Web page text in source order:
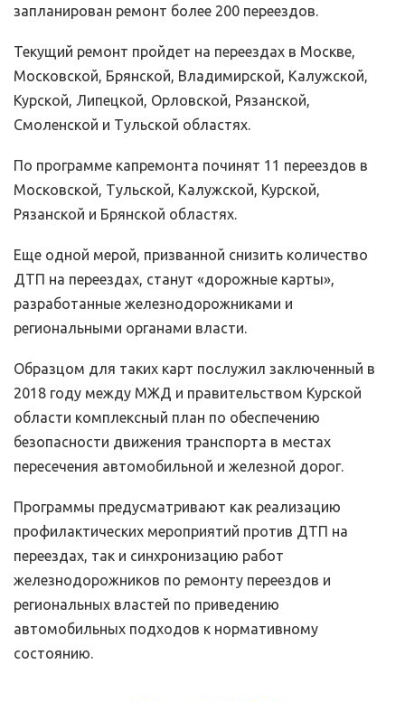
запланирован ремонт более 200 переездов.
Текущий ремонт пройдет на переездах в Москве,
Московской, Брянской, Владимирской, Калужской,
Курской, Липецкой, Орловской, Рязанской,
Смоленской и Тульской областях.
По программе капремонта починят 11 переездов в
Московской, Тульской, Калужской, Курской,
Рязанской и Брянской областях.
Еще одной мерой, призванной снизить количество
ДТП на переездах, станут «дорожные карты»,
разработанные железнодорожниками и
региональными органами власти.
Образцом для таких карт послужил заключенный в
2018 году между МЖД и правительством Курской
области комплексный план по обеспечению
безопасности движения транспорта в местах
пересечения автомобильной и железной дорог.
Программы предусматривают как реализацию
профилактических мероприятий против ДТП на
переездах, так и синхронизацию работ
железнодорожников по ремонту переездов и
региональных властей по приведению
автомобильных подходов к нормативному
состоянию.